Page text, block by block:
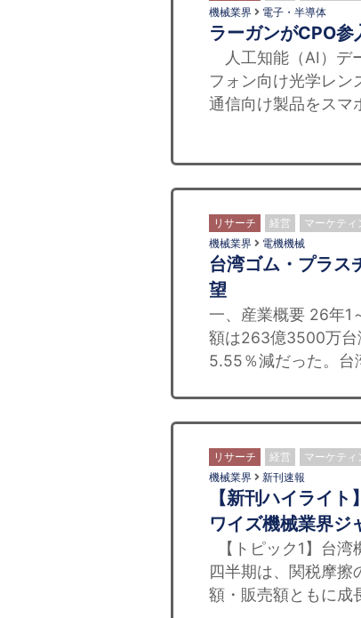
機械業界 電子・半導体
ラーガンがCPO
人工知能（AI）デ
フォン向け光学レン
通信向け製品をス
リサーチ 経営 マーケティ
機械業界 電機機械
台湾ゴム・プラス
望
一、産業概要 26年
額は263億3500万
5.55％減だった。
リサーチ 経営 マーケティ
機械業界 新刊速報
【新刊ハイライ
ワイズ機械業界ジ
【トピック1】台
四半期は、関税摩擦
額・販売額ともに